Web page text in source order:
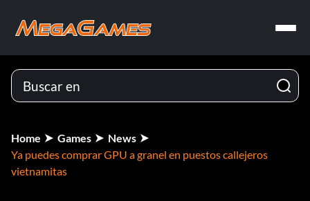
Home Games
News
Ya puedes comprar GPU a granel en puestos callejeros
vietnamitas